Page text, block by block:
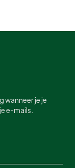
wanneer je je
e-mails.